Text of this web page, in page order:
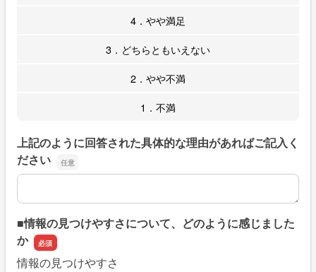
4．やや満足
3．どちらともいえない
2．やや不満
1．不満
上記のように回答された具体的な理由があればご記入く
ださい
上記のように回答された具体的な理由があればご記入くだ
■情報の見つけやすさについて、どのように感じました
か
情報の見つけやすさ